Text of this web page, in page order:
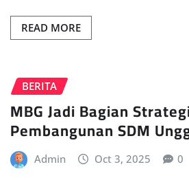
READ MORE
BERITA
MBG Jadi Bagian
Pembangunan SDM
Admin Oct 3, 2025 0